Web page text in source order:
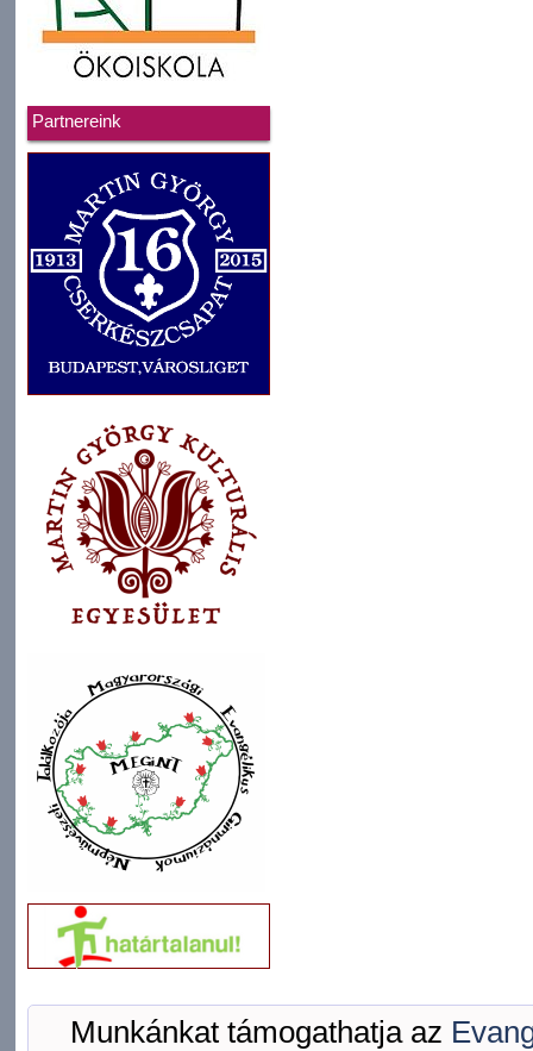
Partnereink
Munkánkat támogathatja az